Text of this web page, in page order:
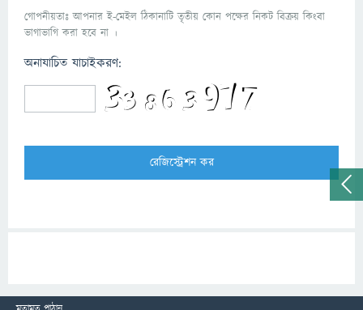
গোপনীয়তাঃ আপনার ই-মেইল ঠিকানাটি তৃতীয় কোন পক্ষের নিকট বিক্রয় কিংবা
ভাগাভাগি করা হবে না ।
অনাযাচিত যাচাইকরণ: